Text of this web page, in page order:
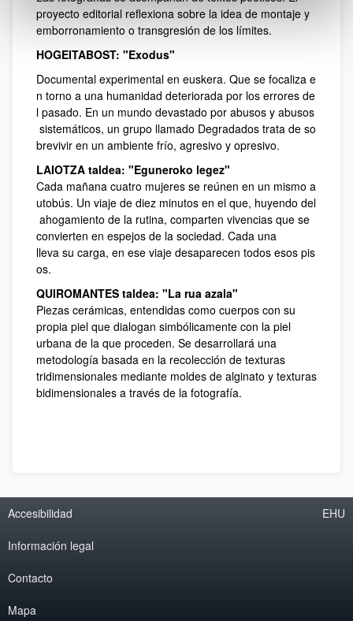
proyecto editorial reflexiona sobre la idea de montaje y
emborronamiento o transgresión de los límites.
HOGEITABOST: "Exodus"
Documental experimental en euskera. Que se focaliza e
n torno a una humanidad deteriorada por los errores de
l pasado. En un mundo devastado por abusos y abusos
sistemáticos, un grupo llamado Degradados trata de so
brevivir en un ambiente frío, agresivo y opresivo.
LAIOTZA taldea: "Eguneroko legez"
Cada mañana cuatro mujeres se reúnen en un mismo a
utobús. Un viaje de diez minutos en el que, huyendo del
ahogamiento de la rutina, comparten vivencias que se
convierten en espejos de la sociedad. Cada una
lleva su carga, en ese viaje desaparecen todos esos pis
os.
QUIROMANTES taldea: "La rua azala"
Piezas cerámicas, entendidas como cuerpos con su
propia piel que dialogan simbólicamente con la piel
urbana de la que proceden. Se desarrollará una
metodología basada en la recolección de texturas
tridimensionales mediante moldes de alginato y texturas
bidimensionales a través de la fotografía.
Accesibilidad
Información legal
Contacto
Mapa
EHU